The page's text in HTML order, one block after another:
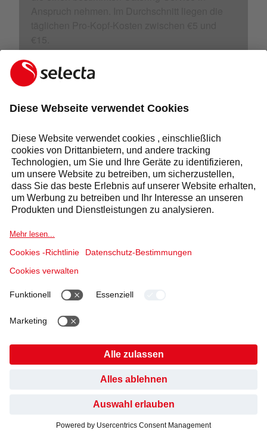
EIN ANGEBOT ERHALTEN
FINDEN SIE DEN
RICHTIGEN
ANSPRECHPARTNER
FÜR IHR ANLIEGEN.
HABEN SIE GEFUNDEN, WONACH SIE GESUCHT